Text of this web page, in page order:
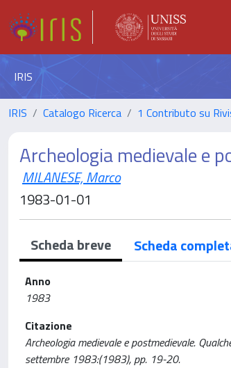
IRIS
IRIS Catalogo Ricerca 1 Contributo su
Archeologia medievale e
MILANESE, Marco
1983-01-01
Scheda breve Scheda
Anno
1983
Citazione
Archeologia medievale e postmedievale.
settembre 1983:(1983), pp. 19-20.